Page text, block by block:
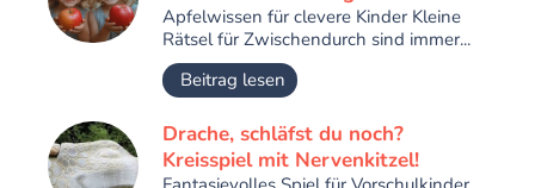
Apfelwissen für clevere Kinder Kleine
Rätsel für Zwischendurch sind immer...
Beitrag lesen
Drache, schläfst du noch?
Kreisspiel mit Nervenkitzel!